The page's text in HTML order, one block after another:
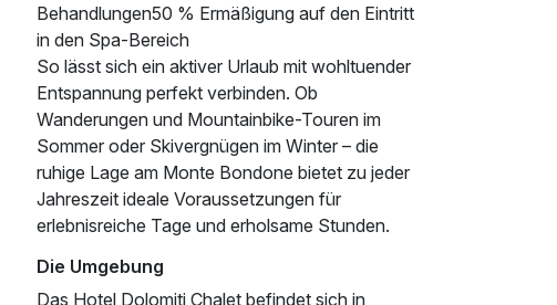
Behandlungen50 % Ermäßigung auf den Eintritt
in den Spa-Bereich
So lässt sich ein aktiver Urlaub mit wohltuender
Entspannung perfekt verbinden. Ob
Wanderungen und Mountainbike-Touren im
Sommer oder Skivergnügen im Winter – die
ruhige Lage am Monte Bondone bietet zu jeder
Jahreszeit ideale Voraussetzungen für
erlebnisreiche Tage und erholsame Stunden.
Die Umgebung
Das Hotel Dolomiti Chalet befindet sich in